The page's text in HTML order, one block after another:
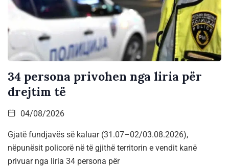
34 persona privohen nga liria për
drejtim të
04/08/2026
Gjatë fundjavës së kaluar (31.07–02/03.08.2026),
nëpunësit policorë në të gjithë territorin e vendit kanë
privuar nga liria 34 persona për